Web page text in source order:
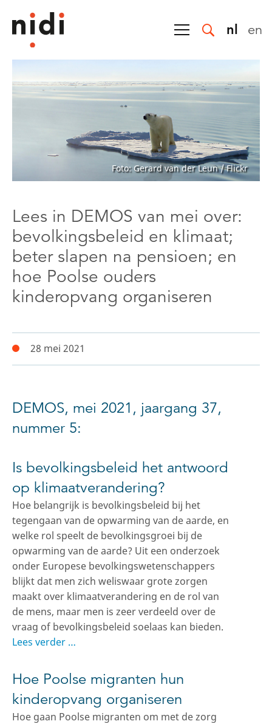
nl en
Foto: Gerard van der Leun / Flickr
Lees in DEMOS van mei over:
bevolkingsbeleid en klimaat;
beter slapen na pensioen; en
hoe Poolse ouders
kinderopvang organiseren
28 mei 2021
DEMOS, mei 2021, jaargang 37,
nummer 5:
Is bevolkingsbeleid het antwoord
op klimaatverandering?
Hoe belangrijk is bevolkingsbeleid bij het
tegengaan van de opwarming van de aarde, en
welke rol speelt de bevolkingsgroei bij de
opwarming van de aarde? Uit een onderzoek
onder Europese bevolkingswetenschappers
blijkt dat men zich weliswaar grote zorgen
maakt over klimaatverandering en de rol van
de mens, maar men is zeer verdeeld over de
vraag of bevolkingsbeleid soelaas kan bieden.
Lees verder …
Hoe Poolse migranten hun
kinderopvang organiseren
Hoe gaan Poolse migranten om met de zorg